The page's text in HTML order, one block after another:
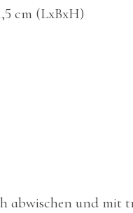
cm (LxBxH)
abwischen und mit